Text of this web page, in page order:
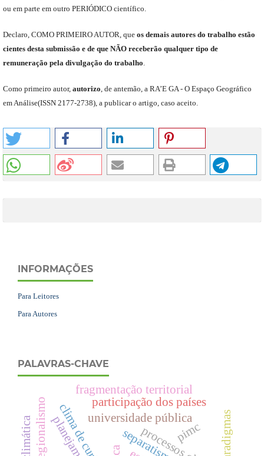
ou em parte em outro PERIÓDICOcientífico.
Declaro COMO PRIMEIRO AUTOR que os demais autores do trabalho estão
cientes desta submissão e de que NÃOreceberão qualquer tipo de
remuneração pela divulgação do trabalho
Como primeiro autor, autorizo de antemão, a RA’E GA - O Espaço Geográfico
em Análise(ISSN 2177-2738), a publicar o artigo, caso aceito.
INFORMAÇÕES
Para Leitores
Para Autores
PALAVRAS-CHAVE
universidade pública
regionalismo separatismopimc
participação dos países
fragmentação territorial
paradigmas